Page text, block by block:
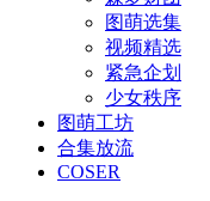
图萌选集
视频精选
紧急企划
少女秩序
图萌工坊
合集放流
COSER